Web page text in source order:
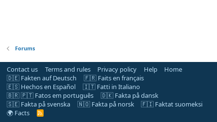
Forums
Contact us Terms and rules Privacy policy Help
Home
🇩🇪 Fakten auf Deutsch
🇫🇷 Faits en français
🇪🇸 Hechos en Español
🇮🇹 Fatti in Italiano
🇧🇷 🇵🇹 Fatos em português
🇩🇰 Fakta på dansk
🇸🇪 Fakta på svenska
🇳🇴 Fakta på norsk
🇫🇮 Faktat suomeksi
🌍 Facts
R